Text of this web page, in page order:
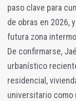
paso clave para
de obras en 2026,
futura zona
De confirmarse,
urbanístico
residencial,
universitario